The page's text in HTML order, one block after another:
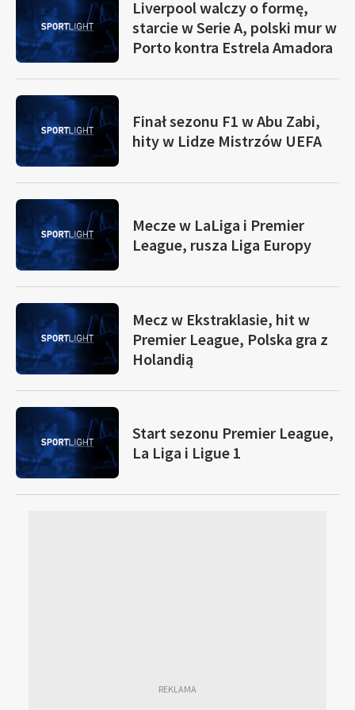
Liverpool walczy o formę,
starcie w Serie A, polski mur w
Porto kontra Estrela Amadora
Finał sezonu F1 w Abu Zabi,
hity w Lidze Mistrzów UEFA
Mecze w LaLiga i Premier
League, rusza Liga Europy
Mecz w Ekstraklasie, hit w
Premier League, Polska gra z
Holandią
Start sezonu Premier League,
La Liga i Ligue 1